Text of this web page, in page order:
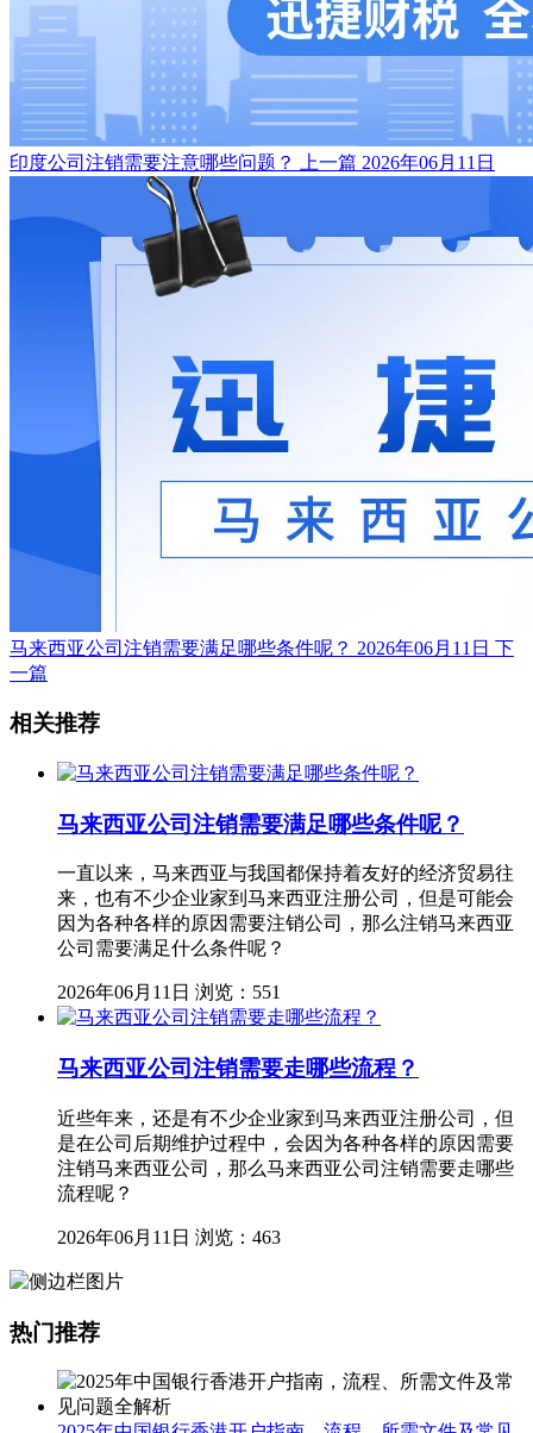
印度公司注销需要注意哪些问题？ 上一篇 2026年06月11日
马来西亚公司注销需要满足哪些条件呢？ 2026年06月11日 下
一篇
相关推荐
马来西亚公司注销需要满足哪些条件呢？
一直以来，马来西亚与我国都保持着友好的经济贸易往
来，也有不少企业家到马来西亚注册公司，但是可能会
因为各种各样的原因需要注销公司，那么注销马来西亚
公司需要满足什么条件呢？
2026年06月11日 浏览：551
马来西亚公司注销需要走哪些流程？
近些年来，还是有不少企业家到马来西亚注册公司，但
是在公司后期维护过程中，会因为各种各样的原因需要
注销马来西亚公司，那么马来西亚公司注销需要走哪些
流程呢？
2026年06月11日 浏览：463
热门推荐